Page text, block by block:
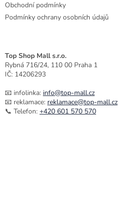
Obchodní podmínky
Podmínky ochrany osobních údajů
Top Shop Mall s.r.o.
Rybná 716/24, 110 00 Praha 1
IČ: 14206293
📧 infolinka: info@top-mall.cz
📧 reklamace: reklamace@top-mall.cz
📞 Telefon: +420 601 570 570